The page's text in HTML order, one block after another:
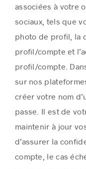
associées à votre
sociaux, tels que
photo de profil, la
profil/compte et
profil/compte.
sur nos
créer votre nom
passe. Il est de
maintenir à jour
d’assurer la
compte, le cas